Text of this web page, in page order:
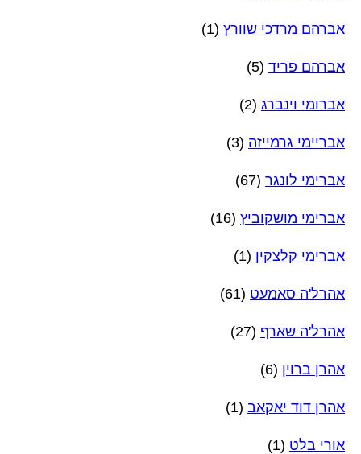
אברהם מרדכי שוורץ (1)
אברהם פריד (5)
אברומי וינברג (2)
אבריימי גרמייזה (3)
אברימי לונגר (67)
אברימי מושקוביץ (16)
אברימי קלצקין (1)
אהרל'ה סאמעט (61)
אהרל'ה שארף (27)
אהרן ברוין (6)
אהרן דוד יאקאב (1)
אורי בלט (1)